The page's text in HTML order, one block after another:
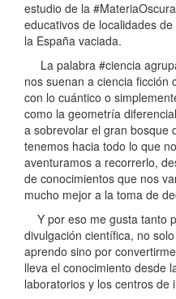
estudio de la
educativos de localidades
la España vaciada.
La palabra #ciencia
nos suenan a ciencia ficción
con lo cuántico o
como la geometría
a sobrevolar el gran bosque
tenemos hacia todo lo que
aventuramos a recorrerlo,
de conocimientos que nos
mucho mejor a la toma de
Y por eso me gusta tanto
divulgación científica, no
aprendo sino por
lleva el conocimiento desde
laboratorios y los centros de